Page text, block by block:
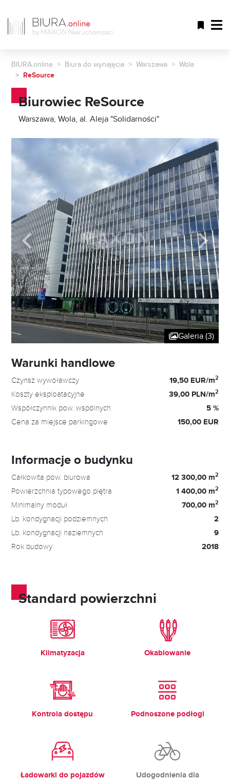
BIURA.online Biura do wynajęcia Warszawa
Wola
ReSource
Biurowiec ReSource
Warszawa, Wola, al. Aleja "Solidarności"
Galeria (3)
Warunki handlowe
Czynsz wywoławczy 19,50 EUR/m2
Koszty eksploatacyjne 39,00 PLN/m2
Współczynnik pow. wspólnych 5 %
Cena za miejsce parkingowe 150,00 EUR
Informacje o budynku
Całkowita pow. biurowa 12 300,00 m2
Powierzchnia typowego piętra 1 400,00 m2
Minimalny moduł 700,00 m2
Lb. kondygnacji podziemnych 2
Lb. kondygnacji naziemnych 9
Rok budowy 2018
Standard powierzchni
Klimatyzacja Okablowanie
Kontrola dostępu Podnoszone podłogi
Ładowarki do pojazdów
Udogodnienia dla